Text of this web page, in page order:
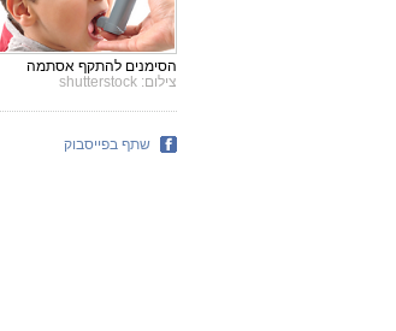
הסימנים להתקף אסתמה
צילום: shutterstock
שתף בפייסבוק